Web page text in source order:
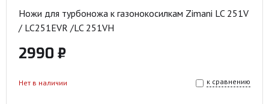
Ножи для турбоножа к газонокосилкам Zimani LC 251V
/ LC251EVR /LC 251VH
2990 ₽
к сравнению
Нет в наличии